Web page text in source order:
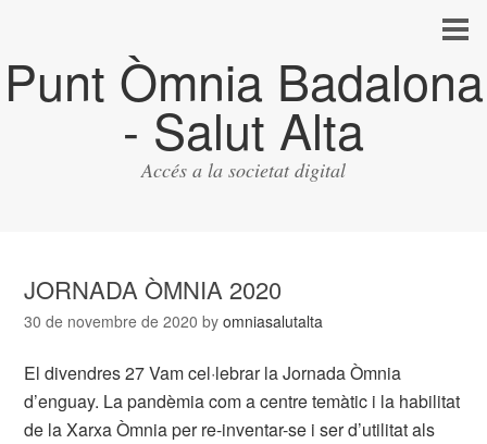
Punt Òmnia Badalona
- Salut Alta
Accés a la societat digital
JORNADA ÒMNIA 2020
30 de novembre de 2020 byomniasalutalta
El divendres 27 Vam cel·lebrar la Jornada Òmnia
d’enguay. La pandèmia com a centre temàtic i la habilitat
de la Xarxa Òmnia per re-inventar-se i ser d’utilitat als